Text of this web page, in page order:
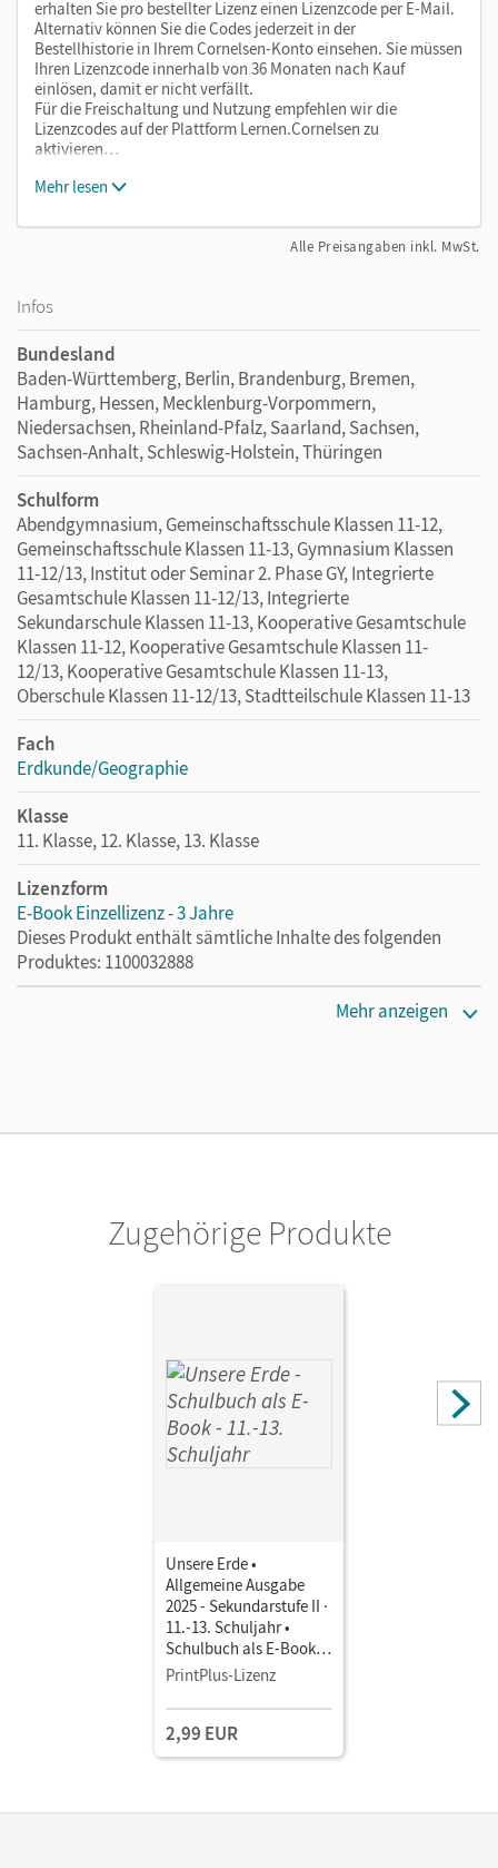
erhalten Sie pro bestellter Lizenz einen Lizenzcode per E-Mail.
Alternativ können Sie die Codes jederzeit in der
Bestellhistorie in Ihrem Cornelsen-Konto einsehen. Sie müssen
Ihren Lizenzcode innerhalb von 36 Monaten nach Kauf
einlösen, damit er nicht verfällt.
Für die Freischaltung und Nutzung empfehlen wir die
Lizenzcodes auf der Plattform Lernen.Cornelsen zu
aktivieren…
Mehr lesen
Alle Preisangaben inkl. MwSt.
Infos
Bundesland
Baden-Württemberg, Berlin, Brandenburg, Bremen,
Hamburg, Hessen, Mecklenburg-Vorpommern,
Niedersachsen, Rheinland-Pfalz, Saarland, Sachsen,
Sachsen-Anhalt, Schleswig-Holstein, Thüringen
Schulform
Abendgymnasium, Gemeinschaftsschule Klassen 11-12,
Gemeinschaftsschule Klassen 11-13, Gymnasium Klassen
11-12/13, Institut oder Seminar 2. Phase GY, Integrierte
Gesamtschule Klassen 11-12/13, Integrierte
Sekundarschule Klassen 11-13, Kooperative Gesamtschule
Klassen 11-12, Kooperative Gesamtschule Klassen 11-
12/13, Kooperative Gesamtschule Klassen 11-13,
Oberschule Klassen 11-12/13, Stadtteilschule Klassen 11-13
Fach
Erdkunde/Geographie
Klasse
11. Klasse, 12. Klasse, 13. Klasse
Lizenzform
E-Book Einzellizenz - 3 Jahre
Dieses Produkt enthält sämtliche Inhalte des folgenden
Produktes: 1100032888
Privatpersonen, die nur mit dem E-Book arbeiten.
Mehr anzeigen
Zugehörige Produkte
Unsere Erde •
Allgemeine Ausgabe
2025 - Sekundarstufe II ·
11.-13. Schuljahr •
Schulbuch als E-Book
Mit Medien
PrintPlus-Lizenz
2,99 EUR